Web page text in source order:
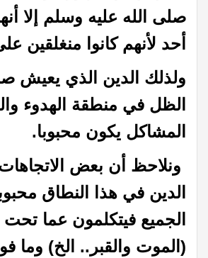
صلى الله عليه وسلم إلا
أحد لأنهم كانوا منغلقين
ولذلك الدين الذي يعيش
الظل في منطقة الهدوء
المشاكل يكون محبوبا.
ونلاحظ أن بعض
الدين في هذا النطاق
الجميع فيتكلمون عما
(الموت والقبر.. الخ) وما